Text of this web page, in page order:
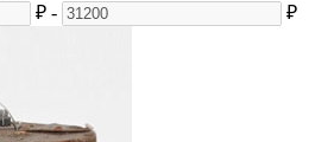
₽ - ₽